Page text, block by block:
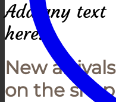
Add any text
here…
New arrivals
on the shop